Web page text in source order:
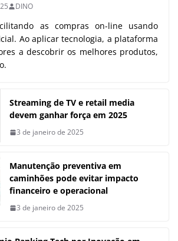
DINO
as compras on-line usando
Ao aplicar tecnologia, a plataforma
a descobrir os melhores produtos,
Streaming de TV e retail media
devem ganhar força em 2025
3 de janeiro de 2025
Manutenção preventiva em
caminhões pode evitar impacto
financeiro e operacional
3 de janeiro de 2025